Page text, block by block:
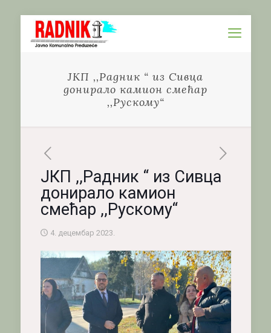
ЈКП ,,Радник “ из Сивца
донирало камион смећар
,,Рускому“
ЈКП ,,Радник “ из Сивца
донирало камион
смећар ,,Рускому“
4. децембар 2023.